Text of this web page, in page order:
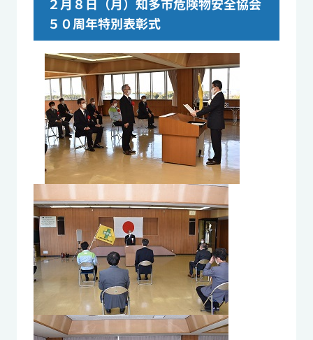
２月８日（月）知多市危険物安全協会
５０周年特別表彰式